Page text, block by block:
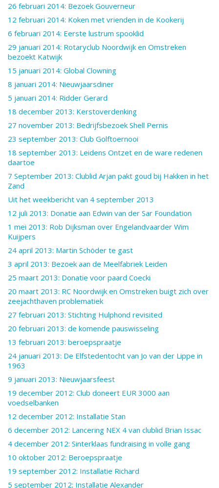
26 februari 2014: Bezoek Gouverneur
12 februari 2014: Koken met vrienden in de Kookerij
6 februari 2014: Eerste lustrum spooklid
29 januari 2014: Rotaryclub Noordwijk en Omstreken
bezoekt Katwijk
15 januari 2014: Global Clowning
8 januari 2014: Nieuwjaarsdiner
5 januari 2014: Ridder Gerard
18 december 2013: Kerstoverdenking
27 november 2013: Bedrijfsbezoek Shell Pernis
23 september 2013: Club Golftoernooi
18 september 2013: Leidens Ontzet en de ware redenen
daartoe
7 September 2013: Clublid Arjan pakt goud bij Hakken in het
Zand
Uit het weekbericht van 4 september 2013
12 juli 2013: Donatie aan Edwin van der Sar Foundation
1 mei 2013: Rob Dijksman over Engelandvaarder Wim
Kuijpers
24 april 2013: Martin Schöder te gast
3 april 2013: Bezoek aan de Meelfabriek Leiden
25 maart 2013: Donatie voor paard Coecki
20 maart 2013: RC Noordwijk en Omstreken buigt zich over
zeejachthaven problematiek
27 februari 2013: Stichting Hulphond revisited
20 februari 2013: de komende pauswisseling
13 februari 2013: beroepspraatje
24 januari 2013: De Elfstedentocht van Jo van der Lippe in
1963
9 januari 2013: Nieuwjaarsfeest
19 december 2012: Club doneert EUR 3000 aan
voedselbanken
12 december 2012: Installatie Stan
6 december 2012: Lancering NEX 4 van clublid Brian Issac
4 december 2012: Sinterklaas fundraising in volle gang
10 oktober 2012: Beroepspraatje
19 september 2012: Installatie Richard
5 september 2012; Installatie Alexander